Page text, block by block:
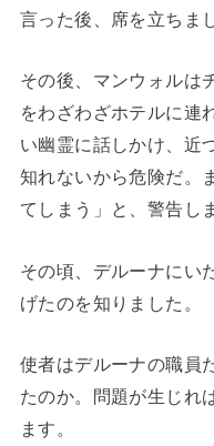
言った後、席を立ちま
その後、マンウォルは
をわざわざホテルに連
い幽霊に話しかけ、近
知れないから危険だ。
てしまう」と、警告し
その頃、デルーナにい
げたのを知りました。
使者はデルーナの職員
たのか。問題が生じれ
ます。